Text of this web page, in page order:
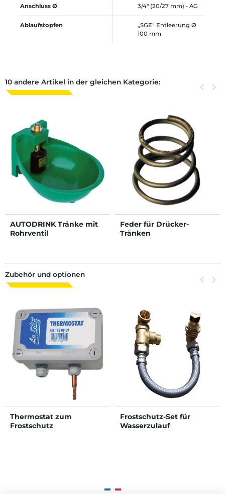
Anschluss Ø 3/4" (20/27 mm) - AG
Ablaufstopfen
„SGE“ Entleerung Ø
100 mm
10 andere Artikel in der gleichen Kategorie: Zurück
keyboard_arrow_left keyboard_arrow_right
AUTODRINK Tränke mit
Rohrventil
Feder für Drücker-
Tränken
Zubehör und optionen Zurück
keyboard_arrow_left keyboard_arrow_right
Thermostat zum
Frostschutz
Frostschutz-Set für
Wasserzulauf